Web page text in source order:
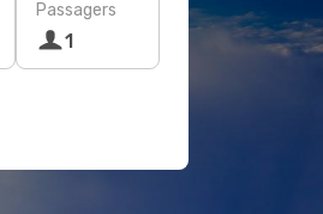
Passagers
1